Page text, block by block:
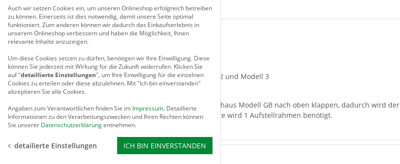
PRODUKTBESCHREIBUNG
AUFSTELLRAHMEN FÜR TYP GB GRÖSSE 2 + 3
Aufstellrahmen für Beckmann-Gewächshaus Typ GB Modell 2 und Modell 3
(GBH und GBM).
Mit dem Aufstellrahmen lassen sich die Türen vom Gewächshaus Modell GB nach oben klappen, dadurch wird der
Schutzraum für Pflanzen je Seite um 1,5 m erweitert. Pro Seite wird 1 Aufstellrahmen benötigt.
Auch wir setzen Cookies ein, um unseren Onlineshop erfolgreich betreiben
zu können. Einerseits ist dies notwendig, damit unsere Seite optimal
funktioniert. Zum anderen können wir dadurch das Einkaufserlebnis in
unserem Onlineshop verbessern und haben die Möglichkeit, Ihnen
relevante Inhalte anzuzeigen.
Um diese Cookies setzen zu dürfen, benötigen wir Ihre Einwilligung. Diese
können Sie jederzeit mit Wirkung für die Zukunft widerrufen. Klicken Sie
auf "detaillierte Einstellungen", um Ihre Einwilligung für die einzelnen
Cookies zu erteilen oder diese abzulehnen. Mit "Ich bin einverstanden"
akzeptieren Sie alle Cookies.
Angaben zum Verantwortlichen finden Sie im Impressum. Detaillierte
Informationen zu den Verarbeitungszwecken und Ihren Rechten können
Sie unserer Datenschutzerklärung entnehmen.
detailierte Einstellungen ICH BIN EINVERSTANDEN